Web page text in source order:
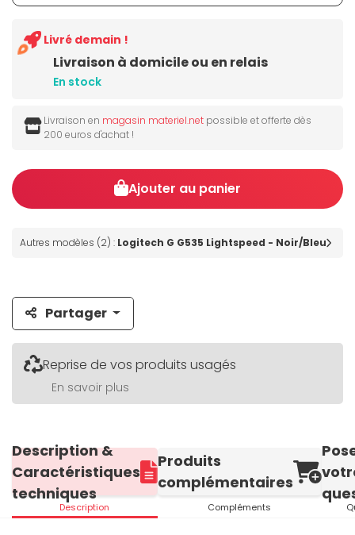
Livraison à domicile ou en relais
En stock
Livré demain !
Livraison en magasin materiel.net possible et offerte dès
200 euros d'achat !
Ajouter au panier
Autres modèles (2) : Logitech G G535 Lightspeed - Noir/Bleu
Partager
Reprise de vos produits usagés
En savoir plus
Description &
Caractéristiques
techniques
Description
Produits
complémentaires
Compléments